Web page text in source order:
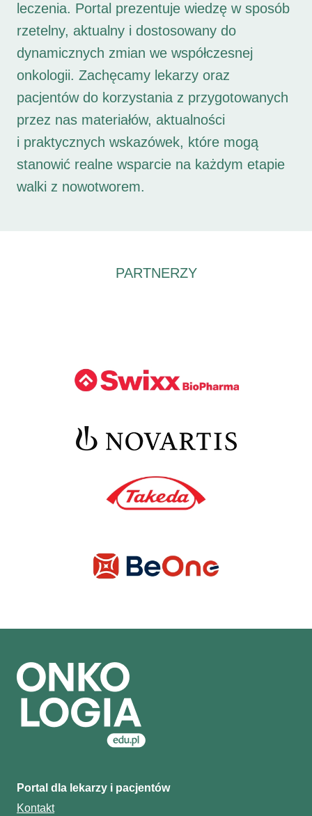
leczenia. Portal prezentuje wiedzę w sposób
rzetelny, aktualny i dostosowany do
dynamicznych zmian we współczesnej
onkologii. Zachęcamy lekarzy oraz
pacjentów do korzystania z przygotowanych
przez nas materiałów, aktualności
i praktycznych wskazówek, które mogą
stanowić realne wsparcie na każdym etapie
walki z nowotworem.
PARTNERZY
Portal dla lekarzy i pacjentów
Kontakt